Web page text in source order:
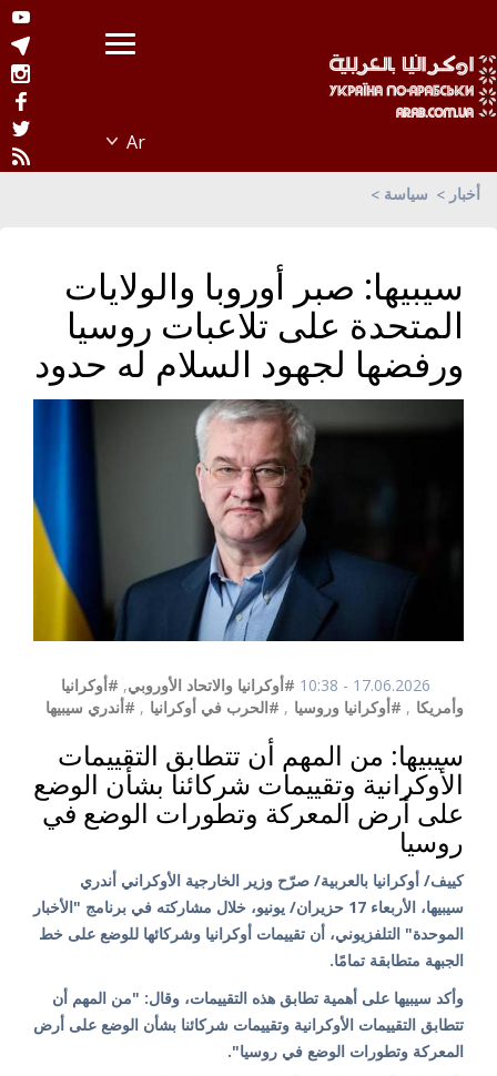
أخبار سياسة
سيبيها: صبر أوروبا والولايات
المتحدة على تلاعبات روسيا
ورفضها لجهود السلام له حدود
17.06.2026 - 10:38 #أوكرانيا والاتحاد الأوروبي, #أوكرانيا
وأمريكا , #أوكرانيا وروسيا , #الحرب في أوكرانيا , #أندري سيبيها
سيبيها: من المهم أن تتطابق التقييمات
الأوكرانية وتقييمات شركائنا بشأن الوضع
على أرض المعركة وتطورات الوضع في
روسيا
كييف/ أوكرانيا بالعربية/ صرّح وزير الخارجية الأوكراني أندري
سيبيها، الأربعاء 17 حزيران/ يونيو، خلال مشاركته في برنامج "الأخبار
الموحدة" التلفزيوني، أن تقييمات أوكرانيا وشركائها للوضع على خط
الجبهة متطابقة تمامًا.
وأكد سيبيها على أهمية تطابق هذه التقييمات، وقال: "من المهم أن
تتطابق التقييمات الأوكرانية وتقييمات شركائنا بشأن الوضع على أرض
المعركة وتطورات الوضع في روسيا".